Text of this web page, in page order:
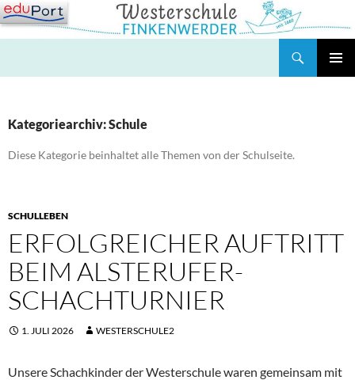
Zum
Inhalt
Kategoriearchiv: Schule
Diese Kategorie beinhaltet alle Themen von der Schulseite.
SCHULLEBEN
ERFOLGREICHER AUFTRITT
BEIM ALSTERUFER-
SCHACHTURNIER
1. JULI 2026 WESTERSCHULE2
Unsere Schachkinder der Westerschule waren gemeinsam mit